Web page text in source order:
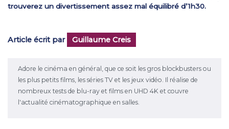
trouverez un divertissement assez mal équilibré d’1h30.
Article écrit par Guillaume Creis
Adore le cinéma en général, que ce soit les gros blockbusters ou
les plus petits films, les séries TV et les jeux vidéo. Il réalise de
nombreux tests de blu-ray et films en UHD 4K et couvre
l'actualité cinématographique en salles.